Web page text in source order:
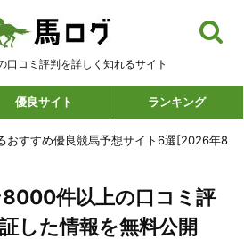
口コミ評判を詳しく知れるサイト
優良サイト ランキング
おすすめ優良競馬予想サイト6選[2026年8
件以上の口コミ評
した情報を無料公開